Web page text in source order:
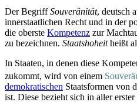
Der BegriffSouveränität, deutsch
inner­staatlichen Recht und in der
die oberste Kompetenz zur
zu bezeichnen. Staatshoheitheißt
In Staaten, in denen diese
zukommt, wird von einem
demokratischen Staatsformen von
ist. Diese bezieht sich in aller